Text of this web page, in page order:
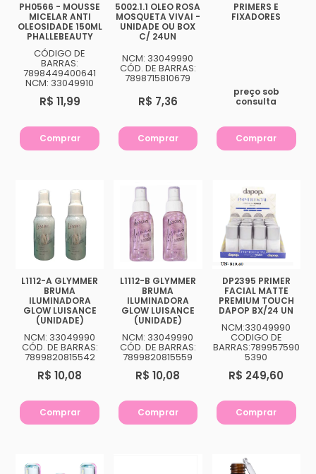
PH0566 - MOUSSE
MICELAR ANTI
OLEOSIDADE 150ML
PHALLEBEAUTY
CÓDIGO DE
BARRAS:
7898449400641
NCM: 33049910
R$ 11,99
Comprar
5002.1.1 OLEO ROSA
MOSQUETA VIVAI -
UNIDADE OU BOX
C/ 24UN
NCM: 33049990
CÓD. DE BARRAS:
7898715810679
R$ 7,36
Comprar
PRIMERS E
FIXADORES
preço sob
consulta
Comprar
L1112-A GLYMMER
BRUMA
ILUMINADORA
GLOW LUISANCE
(UNIDADE)
NCM: 33049990
CÓD. DE BARRAS:
7899820815542
R$ 10,08
Comprar
L1112-B GLYMMER
BRUMA
ILUMINADORA
GLOW LUISANCE
(UNIDADE)
NCM: 33049990
CÓD. DE BARRAS:
7899820815559
R$ 10,08
Comprar
DP2395 PRIMER
FACIAL MATTE
PREMIUM TOUCH
DAPOP BX/24 UN
NCM:33049990
CODIGO DE
BARRAS:789957590
5390
R$ 249,60
Comprar